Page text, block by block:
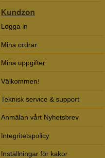
Kundzon
Logga in
Mina ordrar
Mina uppgifter
Välkommen!
Teknisk service & support
Anmälan vårt Nyhetsbrev
Integritetspolicy
Inställningar för kakor